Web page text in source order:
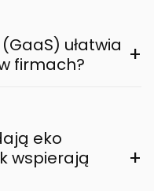
ułatwia
firmach?
+
eko
wspierają
+